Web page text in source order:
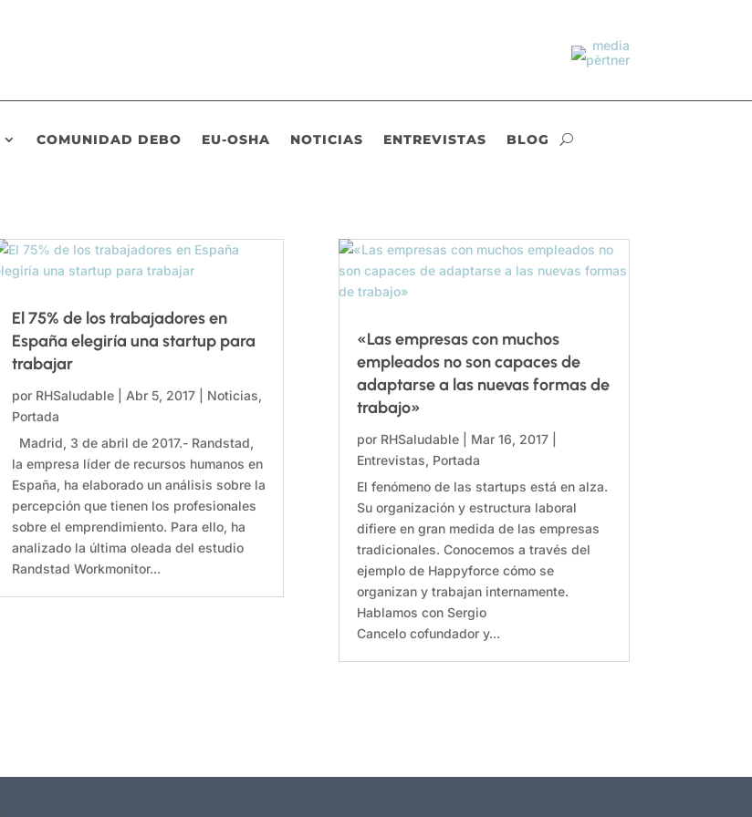
COMUNIDAD DEBO EU-OSHA NOTICIAS ENTREVISTAS BLOG
El 75% de los trabajadores en
España elegiría una startup para
trabajar
por RHSaludable| Abr 5, 2017| Noticias,
Portada
Madrid, 3 de abril de 2017.- Randstad,
la empresa líder de recursos humanos en
España, ha elaborado un análisis sobre la
percepción que tienen los profesionales
sobre el emprendimiento. Para ello, ha
analizado la última oleada del estudio
Randstad Workmonitor...
«Las empresas con muchos
empleados no son capaces de
adaptarse a las nuevas formas de
trabajo»
por RHSaludable| Mar 16, 2017|
Entrevistas, Portada
El fenómeno de las startups está en alza.
Su organización y estructura laboral
difiere en gran medida de las empresas
tradicionales. Conocemos a través del
ejemplo de Happyforce cómo se
organizan y trabajan internamente.
Hablamos con Sergio
Cancelo cofundador y...